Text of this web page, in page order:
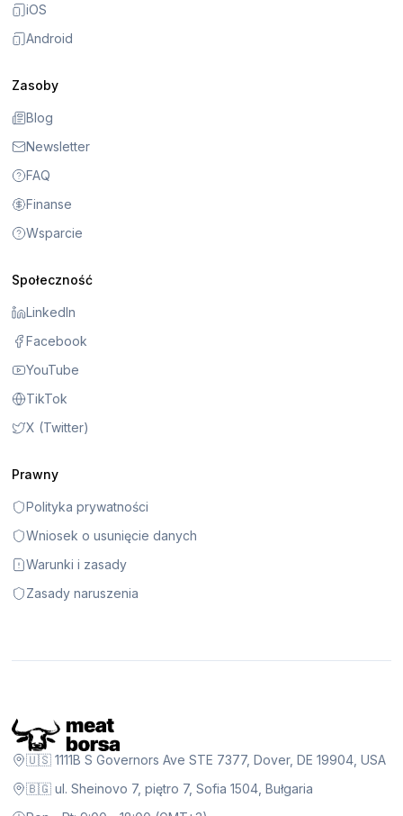
iOS
Android
Zasoby
Blog
Newsletter
FAQ
Finanse
Wsparcie
Społeczność
LinkedIn
Facebook
YouTube
TikTok
X (Twitter)
Prawny
Polityka prywatności
Wniosek o usunięcie danych
Warunki i zasady
Zasady naruszenia
🇺🇸 1111B S Governors Ave STE 7377, Dover, DE 19904, USA
🇧🇬 ul. Sheinovo 7, piętro 7, Sofia 1504, Bułgaria